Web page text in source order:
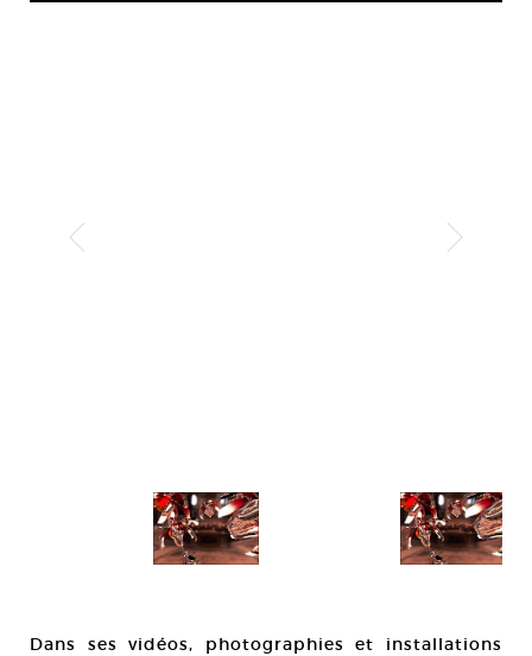
Dans ses vidéos, photographies et installations